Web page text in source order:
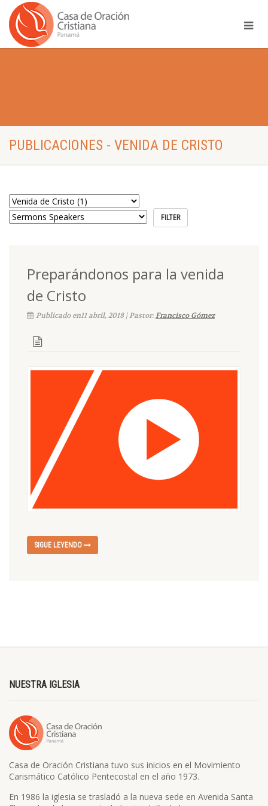
PUBLICACIONES - VENIDA DE CRISTO
Preparándonos para la venida
de Cristo
Publicado en11 abril, 2018 | Pastor:Francisco Gómez
SIGUE LEYENDO
NUESTRA IGLESIA
Casa de Oración Cristiana tuvo sus inicios en el Movimiento
Carismático Católico Pentecostal en el año 1973.
En 1986 la iglesia se trasladó a la nueva sede en Avenida Santa